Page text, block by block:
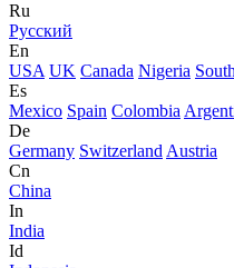
Ru
Русский
En
USA UK Canada Nigeria
Es
Mexico Spain Colombia
De
Germany Switzerland Austria
Cn
China
In
India
Id